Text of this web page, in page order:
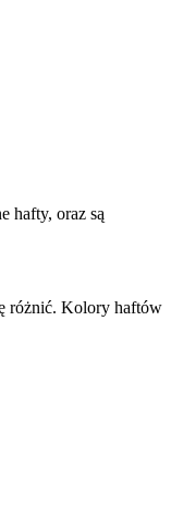
hafty, oraz są
różnić. Kolory haftów